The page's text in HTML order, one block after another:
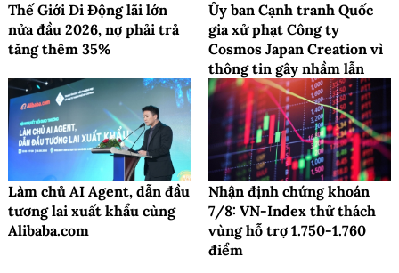
Thế Giới Di Động lãi lớn
nửa đầu 2026, nợ phải trả
tăng thêm 35%
Ủy ban Cạnh tranh Quốc
gia xử phạt Công ty
Cosmos Japan Creation vì
thông tin gây nhầm lẫn
Làm chủ AI Agent, dẫn đầu
tương lai xuất khẩu cùng
Alibaba.com
Nhận định chứng khoán
7/8: VN-Index thử thách
vùng hỗ trợ 1.750-1.760
điểm